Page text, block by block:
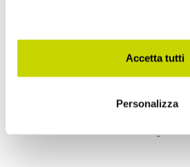
Accetta tutti
Personalizza
سيراميك
للتمديد